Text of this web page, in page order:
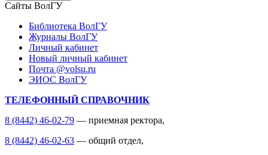
Сайты ВолГУ
Библиотека ВолГУ
Журналы ВолГУ
Личный кабинет
Новый личный кабинет
Почта @volsu.ru
ЭИОС ВолГУ
ТЕЛЕФОННЫЙ СПРАВОЧНИК
8 (8442) 46-02-79 — приемная ректора,
8 (8442) 46-02-63 — общий отдел,